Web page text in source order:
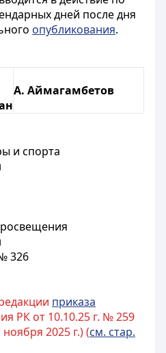
дней после дня
опубликования.
А. Аймагамбетов
и спорта
326
приказа
РК от 10.10.25 г. № 259
2025 г.) (см. стар.